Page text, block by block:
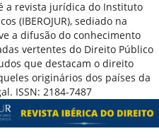
a revista jurídica do Instituto
(IBEROJUR), sediado na
a difusão do conhecimento
vertentes do Direito Público
que destacam o direito
originários dos países da
ISSN: 2184-7487